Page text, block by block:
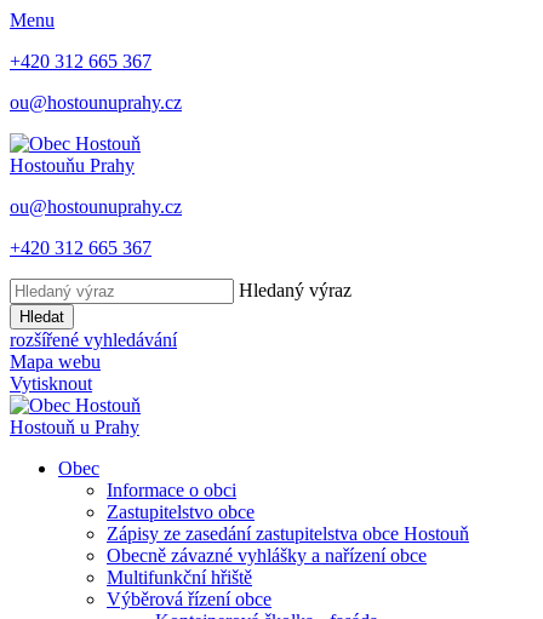
Menu
+420 312 665 367
ou@hostounuprahy.cz
Hostouňu Prahy
ou@hostounuprahy.cz
+420 312 665 367
Hledaný výraz
Hledat
rozšířené vyhledávání
Mapa webu
Vytisknout
Hostouň u Prahy
Obec
Informace o obci
Zastupitelstvo obce
Zápisy ze zasedání zastupitelstva obce Hostouň
Obecně závazné vyhlášky a nařízení obce
Multifunkční hřiště
Výběrová řízení obce